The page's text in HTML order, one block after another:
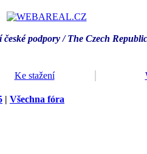
podpory / The Czech
Ke stažení
| Všechna fóra